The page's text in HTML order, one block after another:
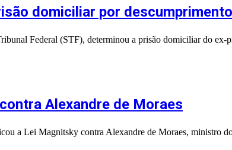
domiciliar por
Federal (STF), determinou a prisão domiciliar do ex-
Alexandre de Moraes
a Lei Magnitsky contra Alexandre de Moraes, ministro